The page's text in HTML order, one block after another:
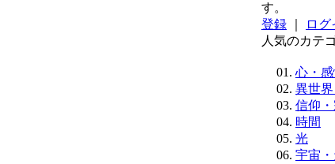
す。
登録
ログ
人気のカテ
心・
異世
信仰
時間
光
宇宙